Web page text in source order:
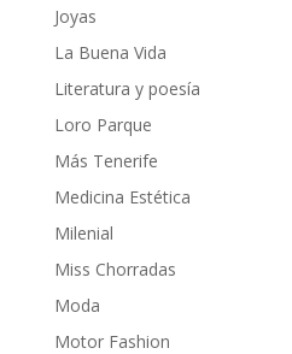
Joyas
La Buena Vida
Literatura y poesía
Loro Parque
Más Tenerife
Medicina Estética
Milenial
Miss Chorradas
Moda
Motor Fashion